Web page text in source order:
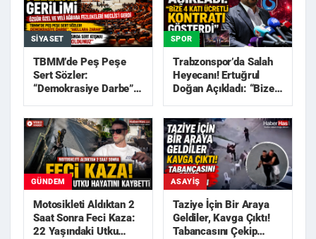
SIYASET
TBMM’de Peş Peşe
Sert Sözler:
“Demokrasiye Darbe”,
SPOR
Trabzonspor’da Salah
Heyecanı! Ertuğrul
Doğan Açıkladı: “Bize
GÜNDEM
Motosikleti Aldıktan 2
Saat Sonra Feci Kaza:
22 Yaşındaki Utku
ASAYIŞ
Taziye İçin Bir Araya
Geldiler, Kavga Çıktı!
Tabancasını Çekip